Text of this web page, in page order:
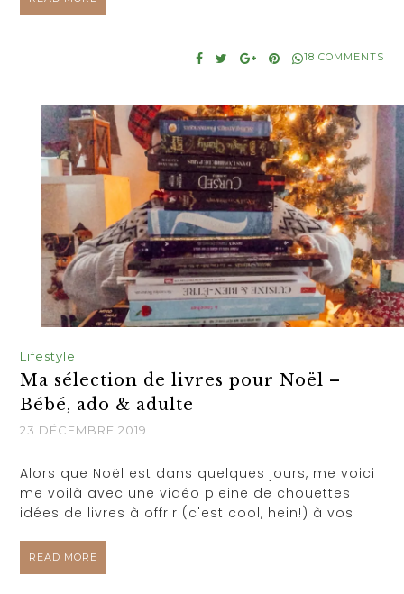
18 COMMENTS
Lifestyle
Ma sélection de livres pour Noël –
Bébé, ado & adulte
23 DÉCEMBRE 2019
Alors que Noël est dans quelques jours, me voici
me voilà avec une vidéo pleine de chouettes
idées de livres à offrir (c'est cool, hein!) à vos
READ MORE